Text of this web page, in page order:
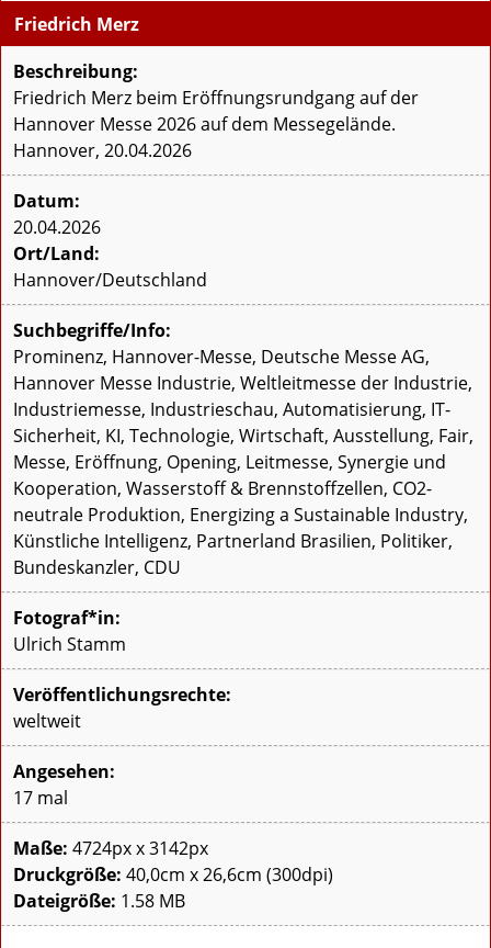
Friedrich Merz
Beschreibung:
Friedrich Merz beim Eröffnungsrundgang auf der
Hannover Messe 2026 auf dem Messegelände.
Hannover, 20.04.2026
Datum:
20.04.2026
Ort/Land:
Hannover/Deutschland
Suchbegriffe/Info:
Prominenz, Hannover-Messe, Deutsche Messe AG,
Hannover Messe Industrie, Weltleitmesse der Industrie,
Industriemesse, Industrieschau, Automatisierung, IT-
Sicherheit, KI, Technologie, Wirtschaft, Ausstellung, Fair,
Messe, Eröffnung, Opening, Leitmesse, Synergie und
Kooperation, Wasserstoff & Brennstoffzellen, CO2-
neutrale Produktion, Energizing a Sustainable Industry,
Künstliche Intelligenz, Partnerland Brasilien, Politiker,
Bundeskanzler, CDU
Fotograf*in:
Ulrich Stamm
Veröffentlichungsrechte:
weltweit
Angesehen:
17 mal
Maße: 4724px x 3142px
Druckgröße: 40,0cm x 26,6cm (300dpi)
Dateigröße: 1.58 MB